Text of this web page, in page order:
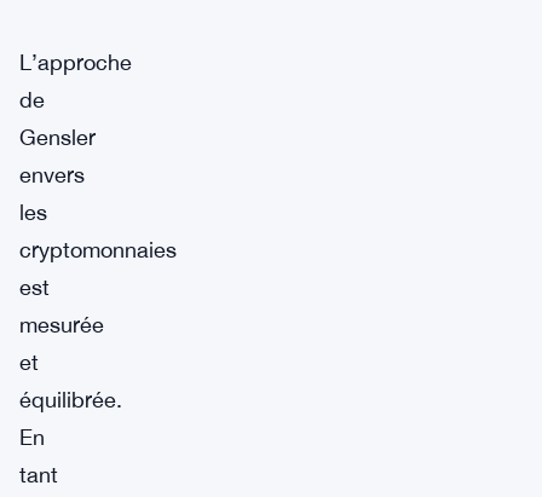
L’approche
de
Gensler
envers
les
cryptomonnaies
est
mesurée
et
équilibrée.
En
tant